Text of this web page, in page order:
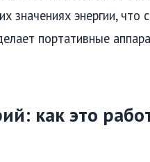
значениях энергии, что
портативные
как это